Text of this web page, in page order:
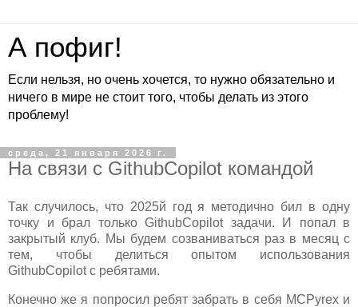
А пофиг!
Если нельзя, но очень хочется, то нужно обязательно и
ничего в мире не стоит того, чтобы делать из этого
проблему!
среда, 21 января 2026 г.
На связи с GithubCopilot командой
Так случилось, что 2025й год я методично бил в одну
точку и брал только GithubCopilot задачи. И попал в
закрытый клуб. Мы будем созваниваться раз в месяц с
тем, чтобы делиться опытом использования
GithubCopilot с ребятами.
Конечно же я попросил ребят забрать в себя MCPyrex и